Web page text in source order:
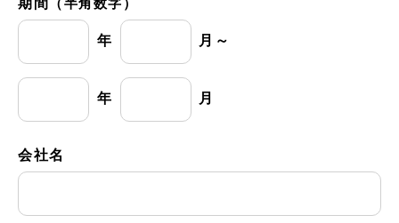
期間 （半角数字）
年 月～
年 月
会社名